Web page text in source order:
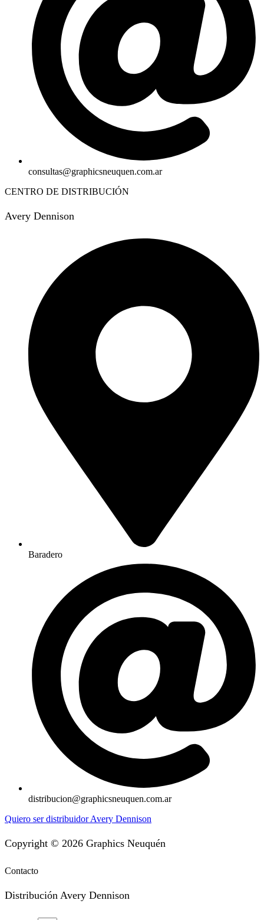
consultas@graphicsneuquen.com.ar
CENTRO DE DISTRIBUCIÓN
Avery Dennison
Baradero
distribucion@graphicsneuquen.com.ar
Quiero ser distribuidor Avery Dennison
Copyright © 2026 Graphics Neuquén
Contacto
Distribución Avery Dennison